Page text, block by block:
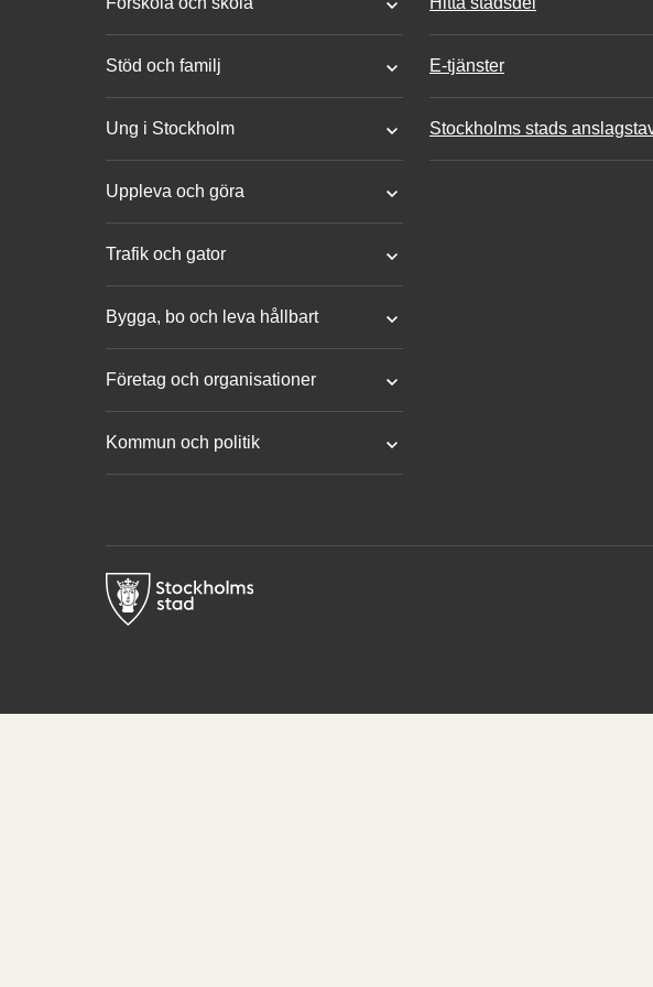
Stöd och familj
Ung i Stockholm
Uppleva och göra
Trafik och gator
Bygga, bo och leva hållbart
Företag och organisationer
Kommun och politik
E-tjänster
Stockholms stads